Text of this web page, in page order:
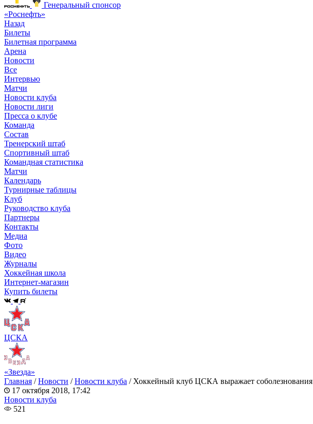
Генеральный спонсор
«Роснефть»
Назад
Билеты
Билетная программа
Арена
Новости
Все
Интервью
Матчи
Новости клуба
Новости лиги
Пресса о клубе
Команда
Состав
Тренерский штаб
Спортивный штаб
Командная статистика
Матчи
Календарь
Турнирные таблицы
Клуб
Руководство клуба
Партнеры
Контакты
Медиа
Фото
Видео
Журналы
Хоккейная школа
Интернет-магазин
Купить билеты
ЦСКА
«Звезда»
Главная /Новости /Новости клуба / Хоккейный клуб ЦСКА выражает соболезнования
17 октября 2018, 17:42
Новости клуба
521